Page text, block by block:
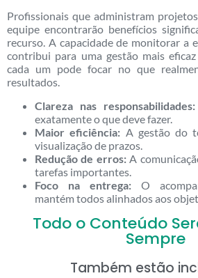
Profissionais que administram
equipe encontrarão benefícios
recurso. A capacidade de monitorar a
contribui para uma gestão mais
cada um pode focar no que
resultados.
Clareza nas responsabilidades:
exatamente o que deve fazer.
Maior eficiência: A gestão do
visualização de prazos.
Redução de erros:A
tarefas importantes.
Foco na entrega: O
mantém todos alinhados aos
Todo o Conteúdo
Sempre
Também estão